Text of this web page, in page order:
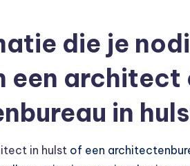
die je
een architect
in
in hulst of een